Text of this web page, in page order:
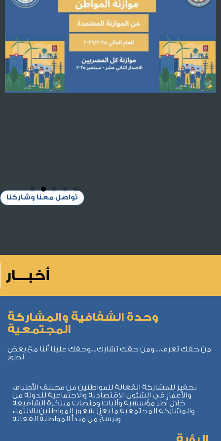
تواصل معنا وشاركنا
أخبـــار
وحدة الشفافية والمشاركة
المجتمعية
من حقك تعرف....ومن حقك تشارك....وحقك علينا أننا مع بعض
نطور
تحفيز للمشاركة الفعالة للمواطنين من مختلف الأطياف
والأعمار في الشئون الاقتصادية والاجتماعية للدولة من
خلال أطر مؤسسية وآليات ومنصات مبتكرة الشافيفة
والمشاركة المجتمعية ما يعزز شعور المواطنين بالانتماء
ويرسخ من مبدأ المواطنة الفعالة